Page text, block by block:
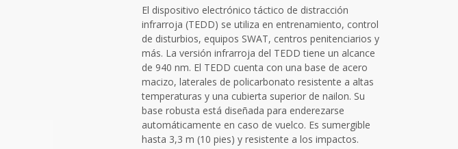
El dispositivo electrónico táctico de distracción
infrarroja (TEDD) se utiliza en entrenamiento, control
de disturbios, equipos SWAT, centros penitenciarios y
más. La versión infrarroja del TEDD tiene un alcance
de 940 nm. El TEDD cuenta con una base de acero
macizo, laterales de policarbonato resistente a altas
temperaturas y una cubierta superior de nailon. Su
base robusta está diseñada para enderezarse
automáticamente en caso de vuelco. Es sumergible
hasta 3,3 m (10 pies) y resistente a los impactos.